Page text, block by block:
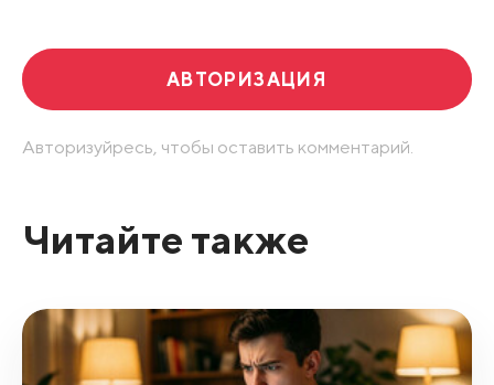
АВТОРИЗАЦИЯ
Авторизуйресь, чтобы оставить комментарий.
Читайте также